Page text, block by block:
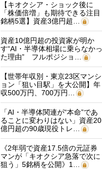
【キオクシア・ショック後に
「株価倍増」も期待できる注目
銘柄5選】資産3億円超…
資産10億円超の投資家が明か
す“AI・半導体相場に乗らなかっ
た理由” フルポジショ…
【世帯年収別・東京23区マンシ
ョン「狙い目駅」を大公開】年
収500万円、700万円…
「AI・半導体関連が“本命”であ
ることに変わりはない」資産20
億円超の90歳現役トレ…
《2年弱で資産17.5倍の元証券
マンが「キオクシア急落で次に
狙う」5銘柄を公開》1…